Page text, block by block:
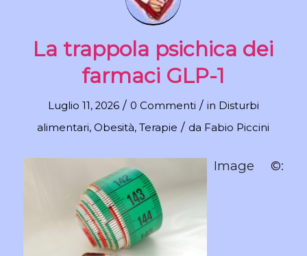
La trappola psichica dei
farmaci GLP-1
Luglio 11, 2026 / 0 Commenti / in Disturbi
alimentari,Obesità,Terapie / da Fabio Piccini
Image ©: